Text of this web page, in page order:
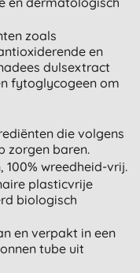
zoals
en
dulsextract
fytoglycogeen om
die volgens
zorgen baren.
100% wreedheid-vrij.
plasticvrije
biologisch
en verpakt in een
tube uit